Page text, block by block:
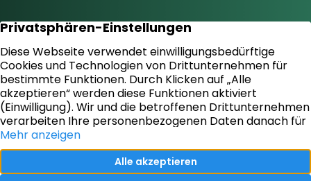
Immobilien
Downloads
Diensteistungen
Aktuelles
Sie suchen
Kontakt
Sie bieten an
Impressum
Kundenstimmen
Vertrag widerrufen